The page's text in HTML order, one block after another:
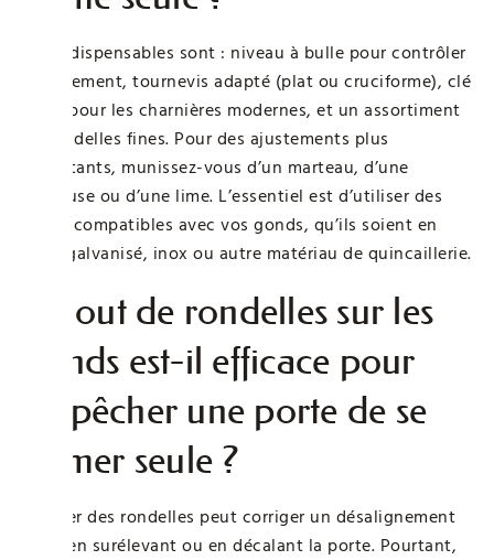
Les indispensables sont : niveau à bulle pour contrôler
l’alignement, tournevis adapté (plat ou cruciforme), clé
Allen pour les charnières modernes, et un assortiment
de rondelles fines. Pour des ajustements plus
importants, munissez-vous d’un marteau, d’une
perceuse ou d’une lime. L’essentiel est d’utiliser des
outils compatibles avec vos gonds, qu’ils soient en
acier galvanisé, inox ou autre matériau de quincaillerie.
L’ajout de rondelles sur les
gonds est-il efficace pour
empêcher une porte de se
fermer seule ?
Ajouter des rondelles peut corriger un désalignement
léger en surélevant ou en décalant la porte. Pourtant,